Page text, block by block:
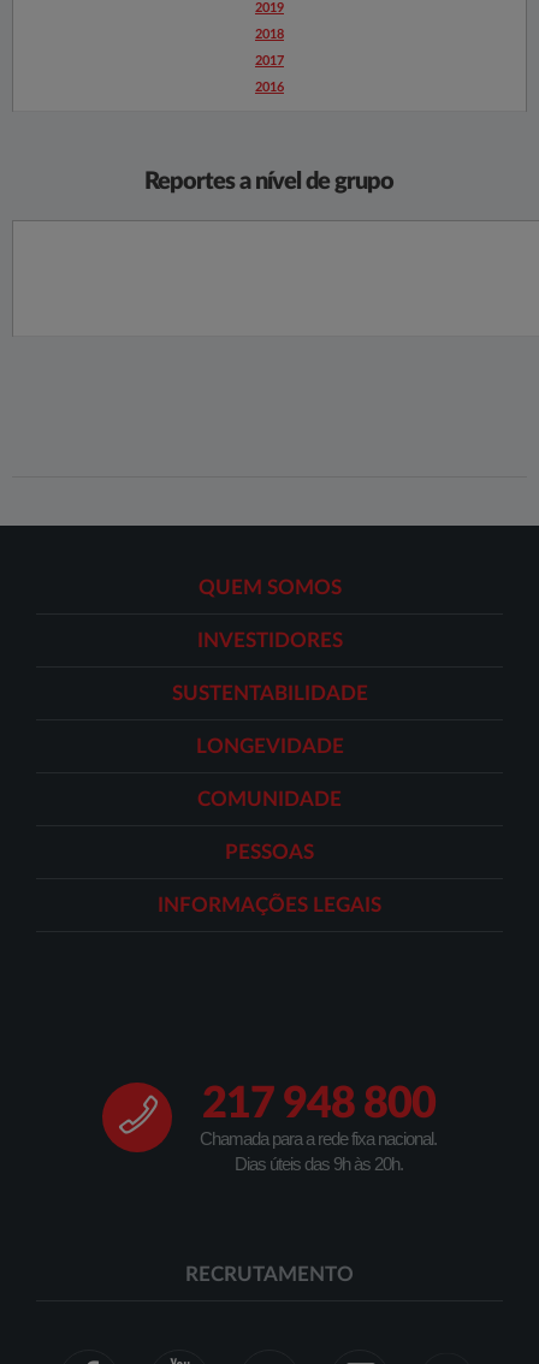
2019​
​2018​​
2017​​
2016​​​
Reportes a nível de grupo
QUEM SOMOS
INVESTIDORES
SUSTENTABILIDADE
LONGEVIDADE
COMUNIDADE
PESSOAS
INFORMAÇÕES LEGAIS
217 948 800
Chamada para a rede fixa nacional.
Dias úteis das 9h às 20h.
RECRUTAMENTO